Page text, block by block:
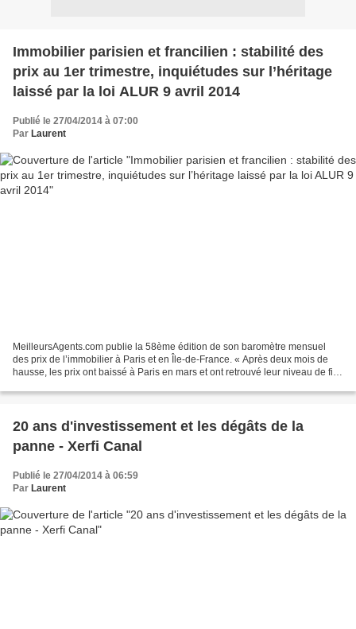
Immobilier parisien et francilien : stabilité des
prix au 1er trimestre, inquiétudes sur l’héritage
laissé par la loi ALUR 9 avril 2014
Publié le 27/04/2014 à 07:00
Par Laurent
MeilleursAgents.com publie la 58ème édition de son baromètre mensuel
des prix de l’immobilier à Paris et en Île-de-France. « Après deux mois de
hausse, les prix ont baissé à Paris en mars et ont retrouvé leur niveau de fin
20 ans d'investissement et les dégâts de la
panne - Xerfi Canal
Publié le 27/04/2014 à 06:59
Par Laurent